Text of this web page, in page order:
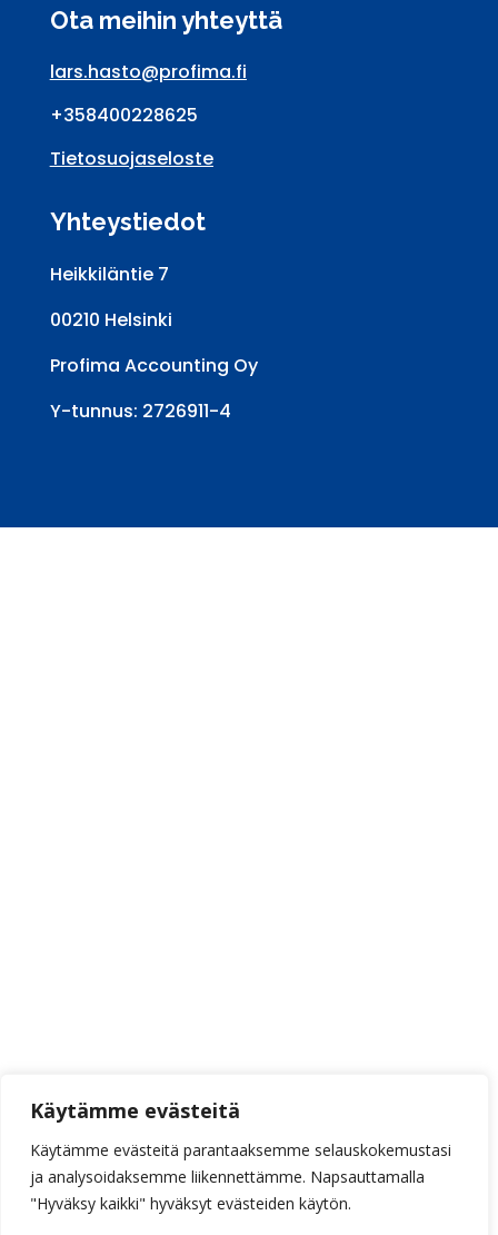
Käytämme evästeitä
Käytämme evästeitä parantaaksemme selauskokemustasi
ja analysoidaksemme liikennettämme. Napsauttamalla
"Hyväksy kaikki" hyväksyt evästeiden käytön.
Ota meihin yhteyttä
lars.hasto@profima.fi
+358400228625
Tietosuojaseloste
Yhteystiedot
Heikkiläntie 7
00210 Helsinki
Profima Accounting Oy
Y-tunnus: 2726911-4